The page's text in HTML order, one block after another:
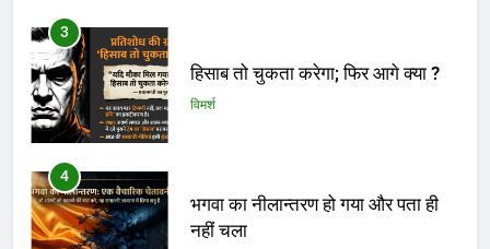
3
हिसाब तो चुकता करेगा; फिर आगे क्या ?
विमर्श
4
भगवा का नीलान्तरण हो गया और पता ही
नहीं चला